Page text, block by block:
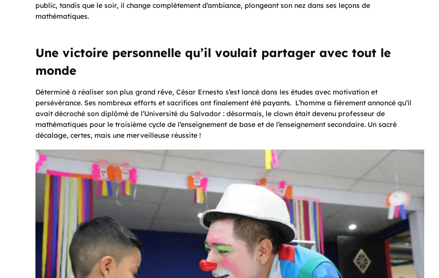
public, tandis que le soir, il change complètement d’ambiance, plongeant son nez dans ses leçons de
mathématiques.
Une victoire personnelle qu’il voulait partager avec tout le
monde
Déterminé à réaliser son plus grand rêve, César Ernesto s’est lancé dans les études avec motivation et
persévérance. Ses nombreux efforts et sacrifices ont finalement été payants. L’homme a fièrement annoncé qu’il
avait décroché son diplômé de l’Université du Salvador : désormais, le clown était devenu professeur de
mathématiques pour le troisième cycle de l’enseignement de base et de l’enseignement secondaire. Un sacré
décalage, certes, mais une merveilleuse réussite !